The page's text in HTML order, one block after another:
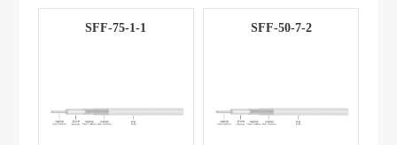
SFF-75-1-1 SFF-50-7-2